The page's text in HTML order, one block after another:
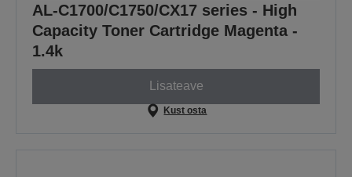
AL-C1700/C1750/CX17 series - High
Capacity Toner Cartridge Magenta -
1.4k
Lisateave
Kust osta